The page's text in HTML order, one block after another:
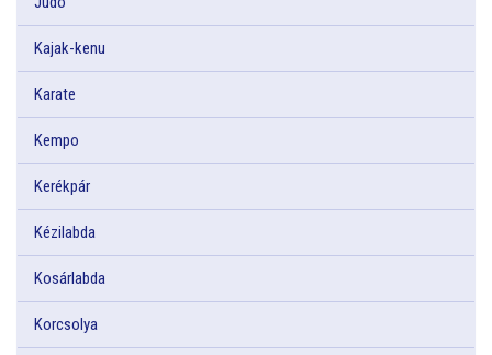
Kajak-kenu
Karate
Kempo
Kerékpár
Kézilabda
Kosárlabda
Korcsolya